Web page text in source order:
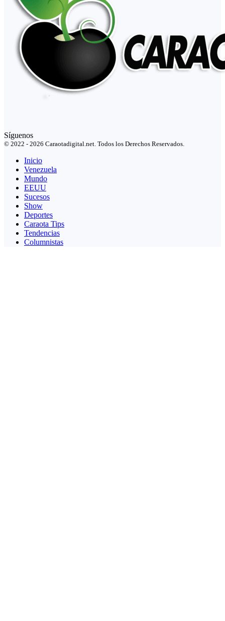
Síguenos
© 2022 - 2026 Caraotadigital.net. Todos los Derechos Reservados.
Inicio
Venezuela
Mundo
EEUU
Sucesos
Show
Deportes
Caraota Tips
Tendencias
Columnistas